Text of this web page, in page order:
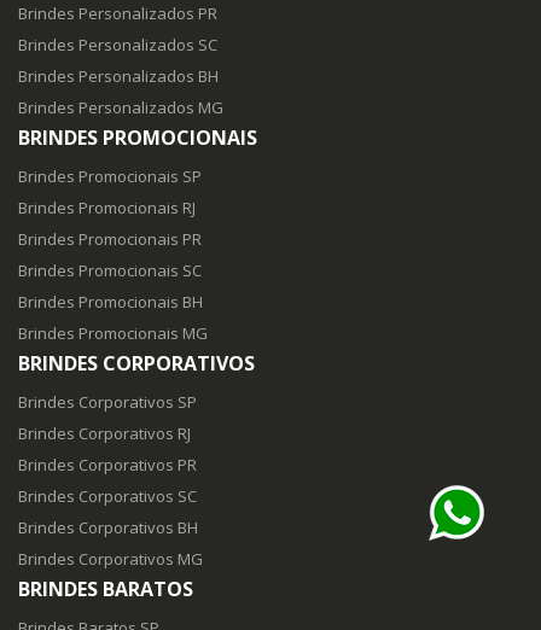
Brindes Personalizados PR
Brindes Personalizados SC
Brindes Personalizados BH
Brindes Personalizados MG
BRINDES PROMOCIONAIS
Brindes Promocionais SP
Brindes Promocionais RJ
Brindes Promocionais PR
Brindes Promocionais SC
Brindes Promocionais BH
Brindes Promocionais MG
BRINDES CORPORATIVOS
Brindes Corporativos SP
Brindes Corporativos RJ
Brindes Corporativos PR
Brindes Corporativos SC
Brindes Corporativos BH
Brindes Corporativos MG
BRINDES BARATOS